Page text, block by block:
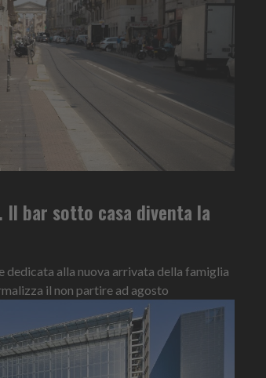
Il bar sotto casa diventa la
dedicata alla nuova arrivata della famiglia
il non partire ad agosto